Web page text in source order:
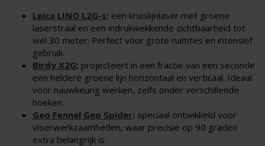
Leica LINO L2G-s: een kruislijnlaser met groene
laserstraal en een indrukwekkende zichtbaarheid tot
wel 30 meter. Perfect voor grote ruimtes en intensief
gebruik.
Birdy X2G: projecteert in een fractie van een seconde
een heldere groene lijn horizontaal en verticaal. Ideaal
voor nauwkeurig werken, zelfs onder verschillende
hoeken.
Geo Fennel Geo Spider: speciaal ontwikkeld voor
vloerwerkzaamheden, waar precisie op 90 graden
extra belangrijk is.